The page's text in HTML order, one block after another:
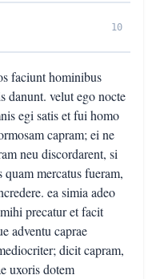
10
faciunt hominibus
danunt. velut ego nocte
egi satis et fui homo
capram; ei ne
neu discordarent, si
mercatus fueram,
ea simia adeo
precatur et facit
adventu caprae
dicit capram,
uxoris dotem